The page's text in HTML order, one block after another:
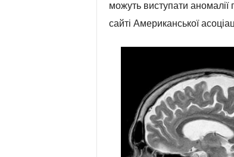
можуть виступати
сайті Американської